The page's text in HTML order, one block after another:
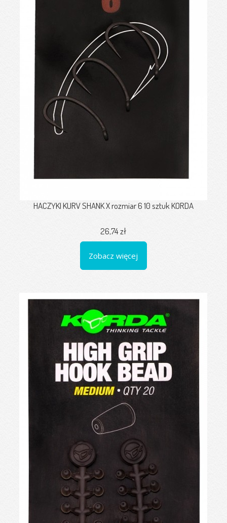
HACZYKI KURV SHANK X rozmiar 6 10 sztuk KORDA
26,74 zł
Zobacz więcej